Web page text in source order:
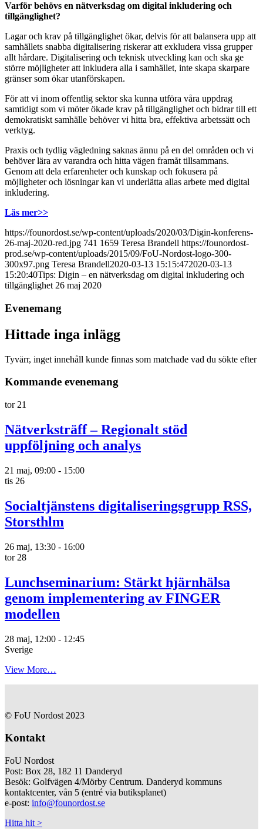
Varför behövs en nätverksdag om digital inkludering och
tillgänglighet?
Lagar och krav på tillgänglighet ökar, delvis för att balansera upp att
samhällets snabba digitalisering riskerar att exkludera vissa grupper
allt hårdare. Digitalisering och teknisk utveckling kan och ska ge
större möjligheter att inkludera alla i samhället, inte skapa skarpare
gränser som ökar utanförskapen.
För att vi inom offentlig sektor ska kunna utföra våra uppdrag
samtidigt som vi möter ökade krav på tillgänglighet och bidrar till ett
demokratiskt samhälle behöver vi hitta bra, effektiva arbetssätt och
verktyg.
Praxis och tydlig vägledning saknas ännu på en del områden och vi
behöver lära av varandra och hitta vägen framåt tillsammans.
Genom att dela erfarenheter och kunskap och fokusera på
möjligheter och lösningar kan vi underlätta allas arbete med digital
inkludering.
Läs mer>>
https://founordost.se/wp-content/uploads/2020/03/Digin-konferens-
26-maj-2020-red.jpg 741 1659 Teresa Brandell https://founordost-
prod.se/wp-content/uploads/2015/09/FoU-Nordost-logo-300-
300x97.png Teresa Brandell2020-03-13 15:15:472020-03-13
15:20:40Tips: Digin – en nätverksdag om digital inkludering och
tillgänglighet 26 maj 2020
Evenemang
Hittade inga inlägg
Tyvärr, inget innehåll kunde finnas som matchade vad du sökte efter
Kommande evenemang
tor 21
Nätverksträff – Regionalt stöd
uppföljning och analys
21 maj, 09:00 - 15:00
tis 26
Socialtjänstens digitaliseringsgrupp RSS,
Storsthlm
26 maj, 13:30 - 16:00
tor 28
Lunchseminarium: Stärkt hjärnhälsa
genom implementering av FINGER
modellen
28 maj, 12:00 - 12:45
Sverige
View More…
© FoU Nordost 2023
Kontakt
FoU Nordost
Post: Box 28, 182 11 Danderyd
Besök: Golfvägen 4/Mörby Centrum. Danderyd kommuns
kontaktcenter, vån 5 (entré via butiksplanet)
e-post: info@founordost.se
Hitta hit >